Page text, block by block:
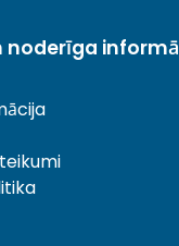
noderīga